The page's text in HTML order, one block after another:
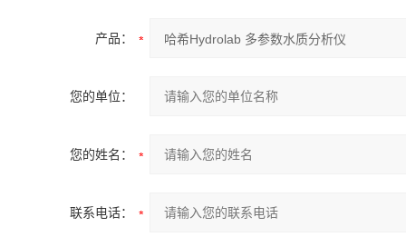
产品：
您的单位：
您的姓名：
联系电话：